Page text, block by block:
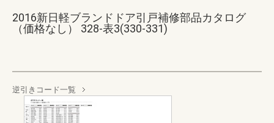
2016新日軽ブランドドア引戸補修部品カタログ
（価格なし） 328-表3(330-331)
逆引きコード一覧